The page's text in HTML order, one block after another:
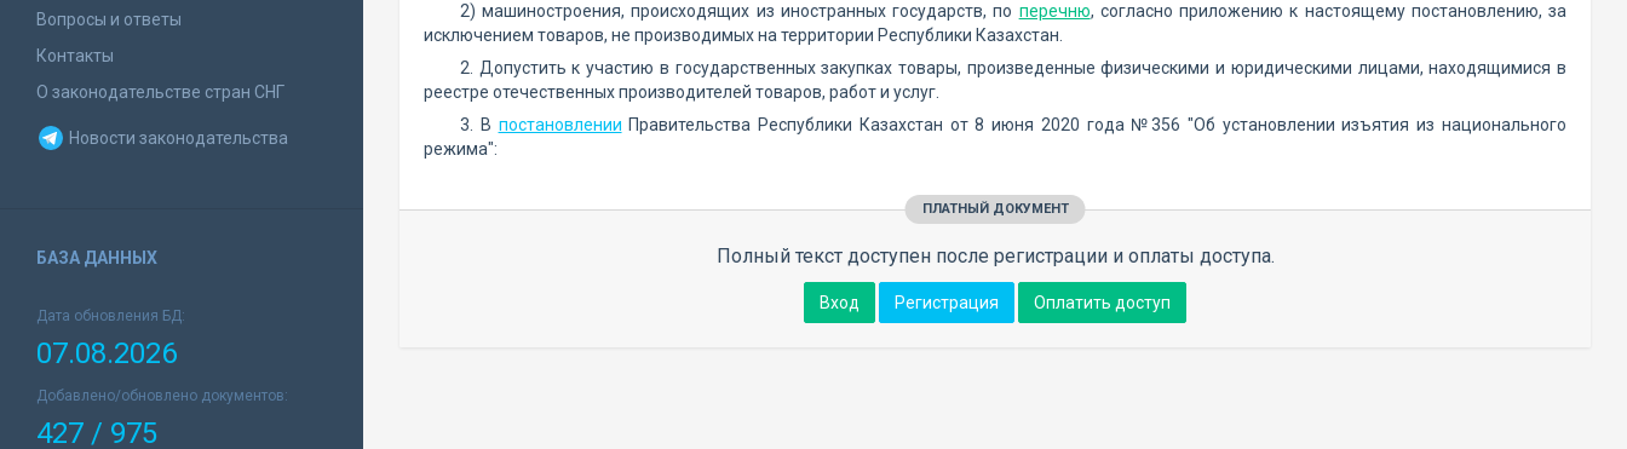
Вопросы и ответы
Контакты
О законодательстве стран СНГ
Новости законодательства
БАЗА ДАННЫХ
Дата обновления БД:
07.08.2026
Добавлено/обновлено документов:
427 / 975
2) машиностроения, происходящих из иностранных государств, по перечню, согласно приложению к настоящему постановлению, за
исключением товаров, не производимых на территории Республики Казахстан.
2. Допустить к участию в государственных закупках товары, произведенные физическими и юридическими лицами, находящимися в
реестре отечественных производителей товаров, работ и услуг.
3. В постановлении Правительства Республики Казахстан от 8 июня 2020 года №356 "Об установлении изъятия из национального
режима":
ПЛАТНЫЙ ДОКУМЕНТ
Полный текст доступен после регистрации и оплаты доступа.
Вход Регистрация Оплатить доступ